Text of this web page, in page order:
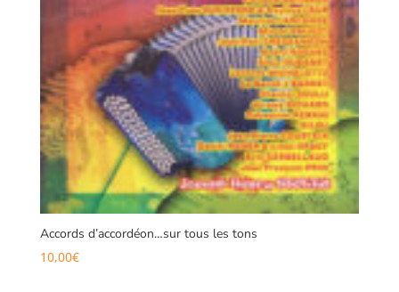
Accords d’accordéon…sur tous les tons
10,00€